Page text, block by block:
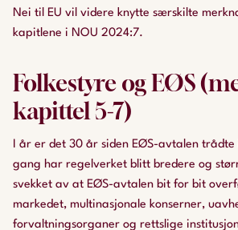
Nei til EU vil videre knytte særskilte
kapitlene i NOU 2024:7.
Folkestyre og EØS
kapittel 5-7)
I år er det 30 år siden EØS-avtalen
gang har regelverket blitt bredere og
svekket av at EØS-avtalen bit for bit
markedet, multinasjonale konserner,
forvaltningsorganer og rettslige